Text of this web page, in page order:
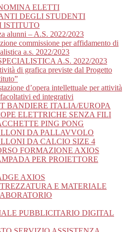
ELETTI
DEGLI STUDENTI
ISTITUTO
alunni – A.S. 2022/2023
commissione per affidamento di
a.s. 2022/2023
A.S. 2022/2023
di grafica previste dal Progetto
d’opera intellettuale per attività
ed integrativi
BANDIERE ITALIA/EUROPA
ELETTRICHE SENZA FILI
PING PONG
DA PALLAVVOLO
DA CALCIO SIZE 4
FORMAZIONE AXIOS
PER PROIETTORE
AXIOS
E MATERIALE
PUBBLICITARIO DIGITAL